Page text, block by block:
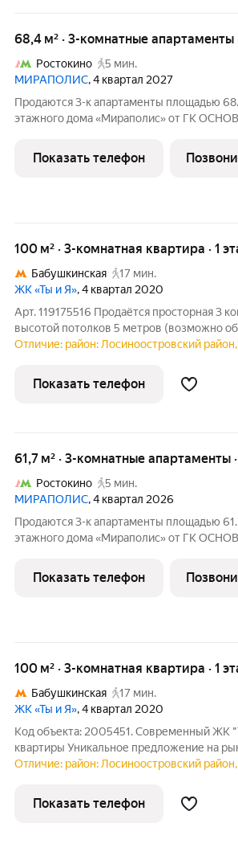
68,4 м² · 3-комнатные апартаменты
Ростокино
5 мин.
МИРАПОЛИС, 4 квартал 2027
Продаются 3-к апартаменты площадью
этажного дома «Мираполис» от ГК ОСНОВА.
жизни. Проект состоит из четырех башен
стеклянными
Показать телефон
100 м² · 3-комнатная квартира · 1
Бабушкинская
17 мин.
ЖК «Ты и Я», 4 квартал 2020
Арт. 119175516 Продаётся просторная 3
высотой потолков 5 метров (возможно
назначение, проведены часть
вдвое. Отдельный
Отличие: район: Лосиноостровский
Показать телефон
61,7 м² · 3-комнатные апартаменты
Ростокино
5 мин.
МИРАПОЛИС, 4 квартал 2026
Продаются 3-к апартаменты площадью
этажного дома «Мираполис» от ГК ОСНОВА.
жизни. Проект состоит из четырех башен
стеклянными
Показать телефон
100 м² · 3-комнатная квартира · 1
Бабушкинская
17 мин.
ЖК «Ты и Я», 4 квартал 2020
Код объекта: 2005451. Современный ЖК
квартиры Уникальное предложение на
Москвы просторная трёхкомнатная квартира. Расположенная на
кв.м. предлагает
Отличие: район: Лосиноостровский
Показать телефон